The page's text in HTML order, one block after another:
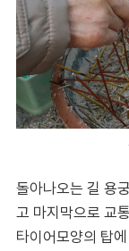
돌아나오는 길 용
고 마지막으로 교
타이어모양의 탑